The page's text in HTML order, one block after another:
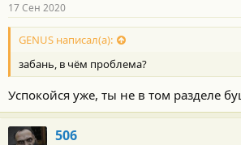
17 Сен 2020
GENUS написал(а):
забань, в чём проблема?
Успокойся уже, ты не в том разделе
506